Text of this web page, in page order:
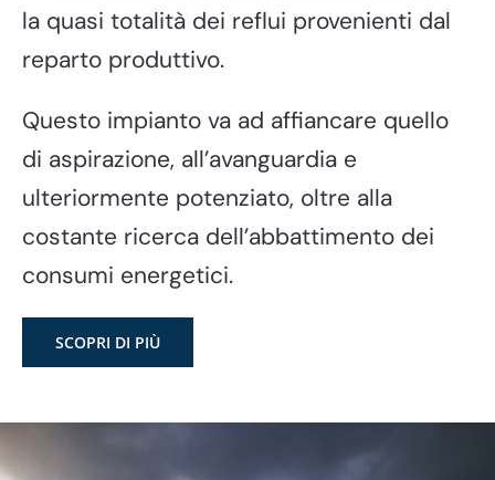
la quasi totalità dei reflui provenienti dal
reparto produttivo.
Questo impianto va ad affiancare quello
di aspirazione, all’avanguardia e
ulteriormente potenziato, oltre alla
costante ricerca dell’abbattimento dei
consumi energetici.
SCOPRI DI PIÙ